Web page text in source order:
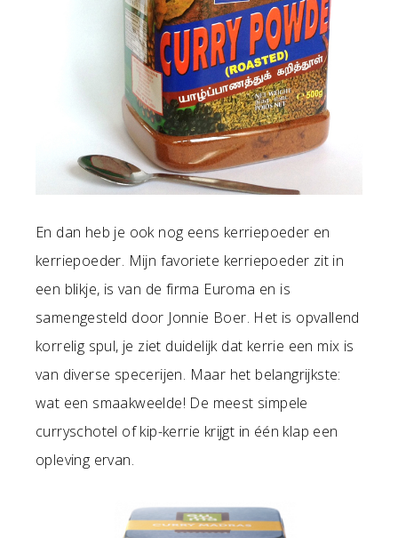
En dan heb je ook nog eens kerriepoeder en
kerriepoeder. Mijn favoriete kerriepoeder zit in
een blikje, is van de firma Euroma en is
samengesteld door Jonnie Boer. Het is opvallend
korrelig spul, je ziet duidelijk dat kerrie een mix is
van diverse specerijen. Maar het belangrijkste:
wat een smaakweelde! De meest simpele
curryschotel of kip-kerrie krijgt in één klap een
opleving ervan.